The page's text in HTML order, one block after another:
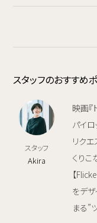
スタッフのおすすめ
スタッフ
Akira
映画『
パイ
リク
くり
【
をデ
まる”